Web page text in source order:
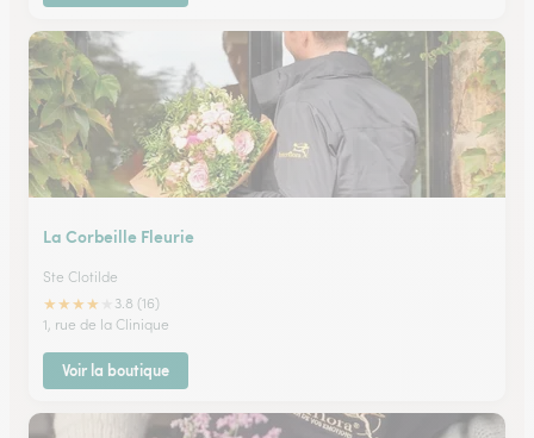
La Corbeille Fleurie
Ste Clotilde
★★★★
3.8 (16)
1, rue de la Clinique
Voir la boutique